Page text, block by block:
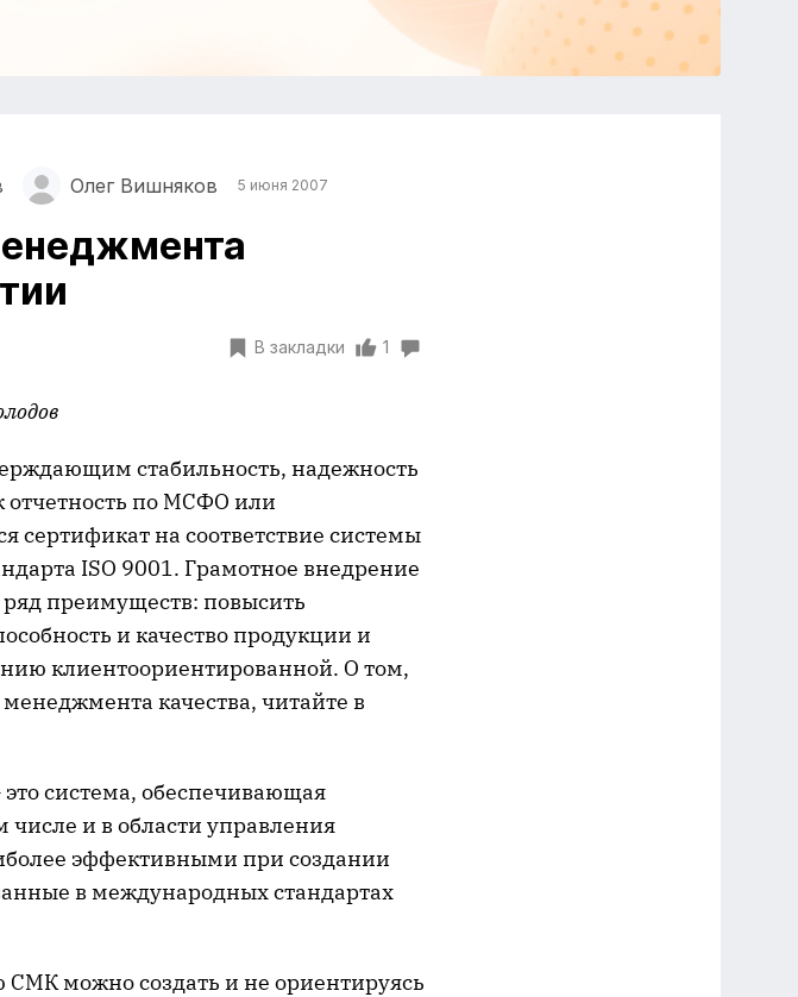
Олег Вишняков 5 июня 2007
В закладки 1
стабильность, надежность
отчетность по МСФО или
сертификат на соответствие системы
ISO 9001. Грамотное внедрение
преимуществ: повысить
и качество продукции и
клиентоориентированной. О том,
качества, читайте в
система, обеспечивающая
и в области управления
эффективными при создании
в международных стандартах
можно создать и не ориентируясь